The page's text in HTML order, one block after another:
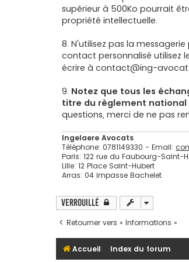
supérieur à 500Ko pourrait
propriété intellectuelle.
8. N'utilisez pas la
contact personnalisé utilisez
écrire à contact@ing-
9. Notez que tous les
titre du règlement
questions, merci de ne pas
Ingelaere Avocats
Téléphone: 0781149330 - Email:
Paris: 122 rue du Faubourg-Saint-
Lille: 12 Place Saint-Hubert
Arras: 04 impasse Bachelet
Verrouillé
Retourner vers « Informations »
Accueil Index du forum